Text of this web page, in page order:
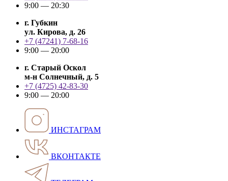
9:00 — 20:30
г. Губкин
ул. Кирова, д. 26
+7 (47241) 7-68-16
9:00 — 20:00
г. Старый Оскол
м-н Солнечный, д. 5
+7 (4725) 42-83-30
9:00 — 20:00
ИНСТАГРАМ
ВКОНТАКТЕ